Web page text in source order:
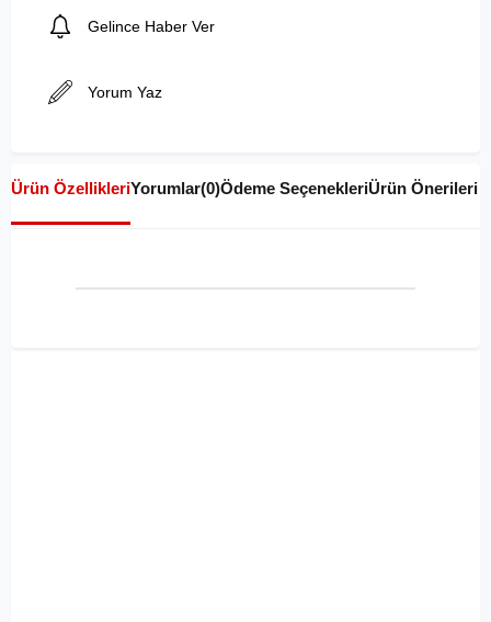
Gelince Haber Ver
Yorum Yaz
Ürün ÖzellikleriYorumlar(0)Ödeme SeçenekleriÜrün Önerileri